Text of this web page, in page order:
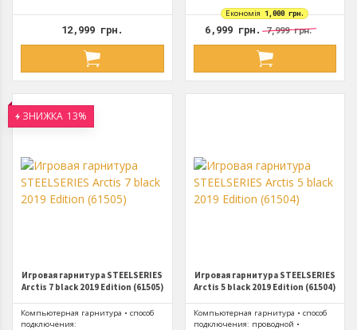
12,999 грн.
Економія 1,000 грн.
6,999 грн.7,999 грн.
ЗНИЖКА 13%
Игровая гарнитура STEELSERIES
Arctis 7 black 2019 Edition (61505)
Компьютерная гарнитура • способ
подключения:
Игровая гарнитура STEELSERIES
Arctis 5 black 2019 Edition (61504)
Компьютерная гарнитура • способ
подключения: проводной •